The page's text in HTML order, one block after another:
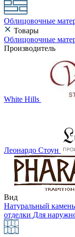
Облицовочные
Товары
Облицовочные
Производитель
White Hills
Леонардо Стоун
Вид
Натуральный камень
отделки Для